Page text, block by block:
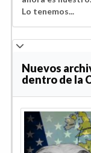
Lo tenemos...
Nuevos
dentro de la